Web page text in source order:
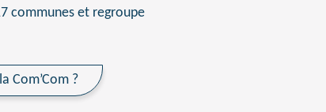
communes et regroupe
Com’Com ?